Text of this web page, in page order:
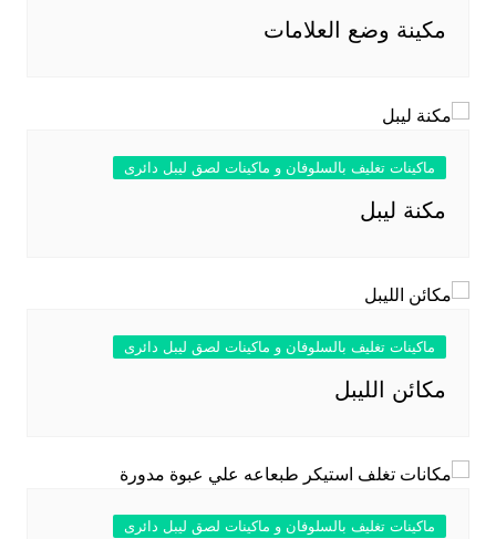
مكينة وضع العلامات
ماكينات تغليف بالسلوفان و ماكينات لصق ليبل دائرى
مكنة ليبل
ماكينات تغليف بالسلوفان و ماكينات لصق ليبل دائرى
مكائن الليبل
ماكينات تغليف بالسلوفان و ماكينات لصق ليبل دائرى